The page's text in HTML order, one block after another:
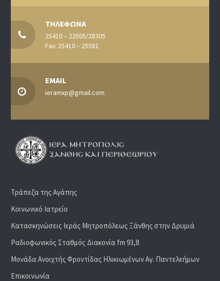
ΤΗΛΕΦΩΝΑ
25410 – 22505/28305
Fax: 25410 – 25581
EMAIL
ieramxp@gmail.com
Τράπεζα της Αγάπης
Κοινωνικό Ιατρείο
Κατασκηνώσεις Ιεράς Μητροπόλεως Ξάνθης στην Δρυμιά
Ραδιoφωνικός Σταθμός Διακονία fm 93,8
Μονάδα Ανοιχτής Φροντίδας Ηλικιωμένων Αγ. Παντελεήμων
Επικοινωνία